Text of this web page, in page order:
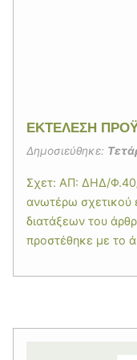
ΕΚΤΕΛΕΣΗ
Δημοσιεύθηκε:
Σχετ: ΑΠ: ΔΗΔ/
ανωτέρω σχετικού
διατάξεων του
προστέθηκε με το